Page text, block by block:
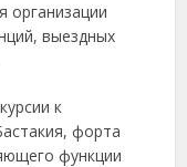
организации
выездных
к
форта
функции